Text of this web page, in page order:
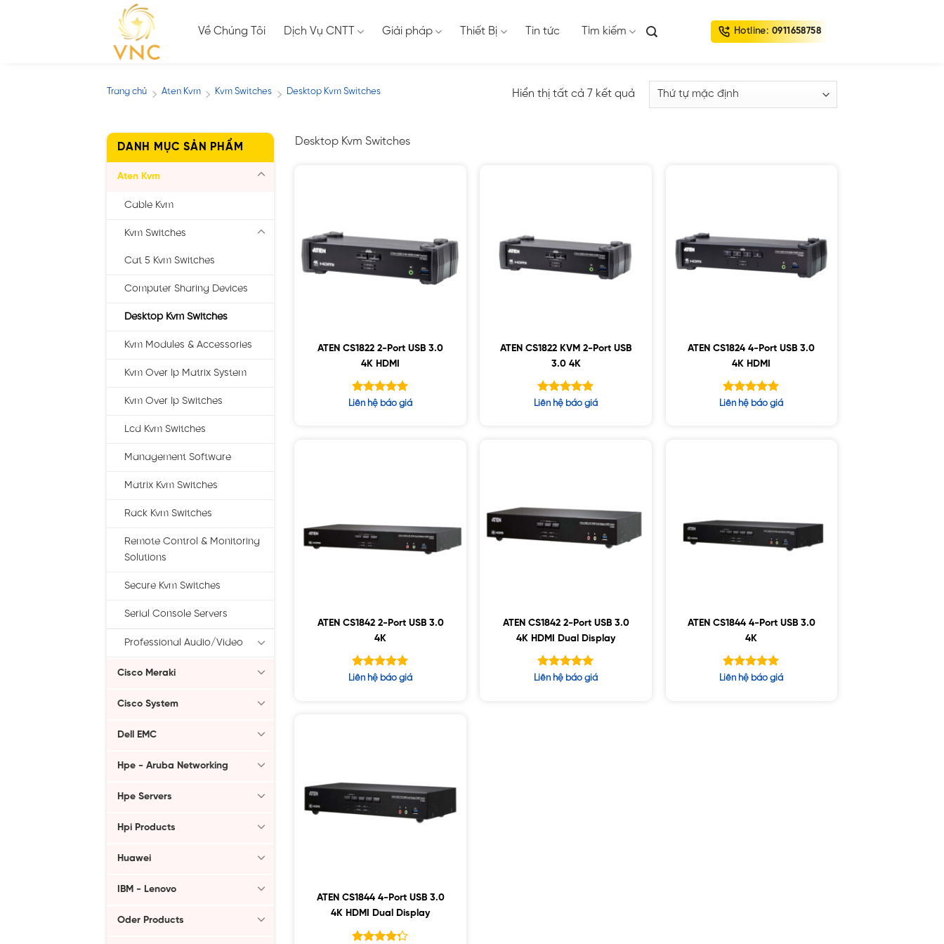
Về Chúng Tôi Dịch Vụ CNTT Giải pháp Thiết Bị Tin tức Tìm kiếm Hotline: 0911658758
Trang chủ / Aten Kvm / Kvm Switches / Desktop Kvm Switches Hiển thị tất cả 7 kết quả
DANH MỤC SẢN PHẨM
Aten Kvm
Cable Kvm
Kvm Switches
Cat 5 Kvm Switches
Computer Sharing Devices
Desktop Kvm Switches
Kvm Modules & Accessories
Kvm Over Ip Matrix System
Kvm Over Ip Switches
Lcd Kvm Switches
Management Software
Matrix Kvm Switches
Rack Kvm Switches
Remote Control & Monitoring
Solutions
Secure Kvm Switches
Serial Console Servers
Professional Audio/Video
Cisco Meraki
Cisco System
Dell EMC
Hpe - Aruba Networking
Hpe Servers
Hpi Products
Huawei
IBM - Lenovo
Oder Products
Desktop Kvm Switches
ATEN CS1822 2-Port USB 3.0
4K HDMI
Được xếp
Liên hệ báo giá
ATEN CS1822 KVM 2-Port USB
3.0 4K
Được xếp
Liên hệ báo giá
ATEN CS1824 4-Port USB 3.0
4K HDMI
Được xếp
Liên hệ báo giá
ATEN CS1842 2-Port USB 3.0
4K
Được xếp
Liên hệ báo giá
ATEN CS1842 2-Port USB 3.0
4K HDMI Dual Display
Được xếp
Liên hệ báo giá
ATEN CS1844 4-Port USB 3.0
4K
Được xếp
Liên hệ báo giá
ATEN CS1844 4-Port USB 3.0
4K HDMI Dual Display